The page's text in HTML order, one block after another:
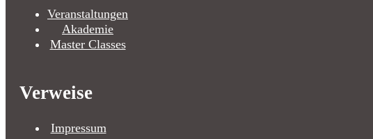
Veranstaltungen
Akademie
Master Classes
Verweise
Impressum